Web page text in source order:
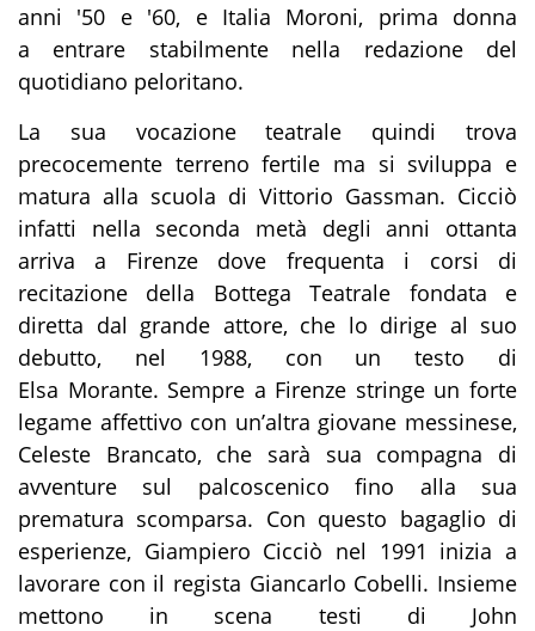
anni '50 e '60, e Italia Moroni, prima donna
a entrare stabilmente nella redazione del
quotidiano peloritano.
La sua vocazione teatrale quindi trova
precocemente terreno fertile ma si sviluppa e
matura alla scuola di Vittorio Gassman. Cicciò
infatti nella seconda metà degli anni ottanta
arriva a Firenze dove frequenta i corsi di
recitazione della Bottega Teatrale fondata e
diretta dal grande attore, che lo dirige al suo
debutto, nel 1988, con un testo di
Elsa Morante. Sempre a Firenze stringe un forte
legame affettivo con un’altra giovane messinese,
Celeste Brancato, che sarà sua compagna di
avventure sul palcoscenico fino alla sua
prematura scomparsa. Con questo bagaglio di
esperienze, Giampiero Cicciò nel 1991 inizia a
lavorare con il regista Giancarlo Cobelli. Insieme
mettono in scena testi di John